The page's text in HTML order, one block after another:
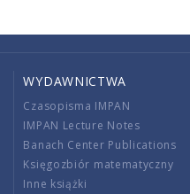
WYDAWNICTWA
Czasopisma IMPAN
IMPAN Lecture Notes
Banach Center Publications
Księgozbiór matematyczny
Inne książki